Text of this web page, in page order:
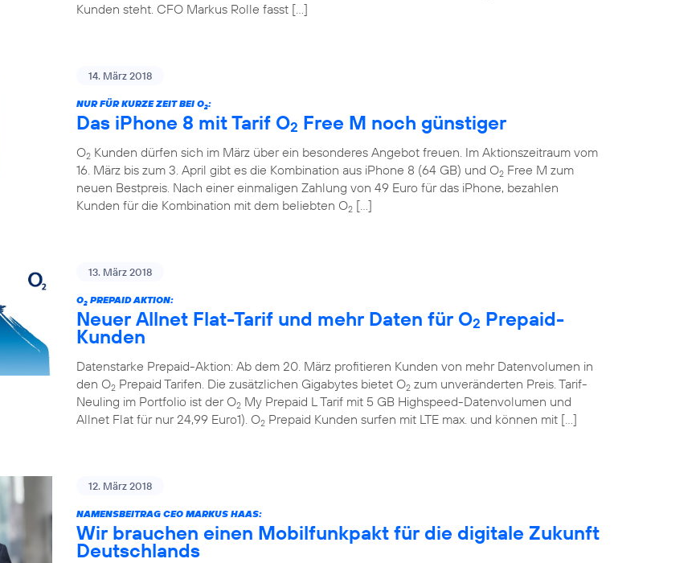
Kunden steht. CFO Markus Rolle fasst […]
14. März 2018
NUR FÜR KURZE ZEIT BEI O2:
Das iPhone 8 mit Tarif O2 Free M noch günstiger
O2 Kunden dürfen sich im März über ein besonderes Angebot freuen. Im Aktionszeitraum vom
16. März bis zum 3. April gibt es die Kombination aus iPhone 8 (64 GB) und O2 Free M zum
neuen Bestpreis. Nach einer einmaligen Zahlung von 49 Euro für das iPhone, bezahlen
Kunden für die Kombination mit dem beliebten O2 […]
13. März 2018
O2 PREPAID AKTION:
Neuer Allnet Flat-Tarif und mehr Daten für O2 Prepaid-
Kunden
Datenstarke Prepaid-Aktion: Ab dem 20. März profitieren Kunden von mehr Datenvolumen in
den O2 Prepaid Tarifen. Die zusätzlichen Gigabytes bietet O2 zum unveränderten Preis. Tarif-
Neuling im Portfolio ist der O2 My Prepaid L Tarif mit 5 GB Highspeed-Datenvolumen und
Allnet Flat für nur 24,99 Euro1). O2 Prepaid Kunden surfen mit LTE max. und können mit […]
12. März 2018
NAMENSBEITRAG CEO MARKUS HAAS:
Wir brauchen einen Mobilfunkpakt für die digitale Zukunft
Deutschlands